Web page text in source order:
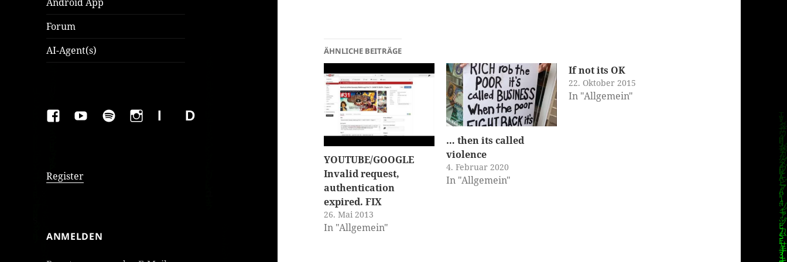
Forum
AI-Agent(s)
FAKEBOOK
YOUTUBESPOTIFYINSTAGRAM
IMPRESSUMDatenschutzerklärung
Register
ANMELDEN
ÄHNLICHE BEITRÄGE
YOUTUBE/GOOGLE
Invalid request,
authentication
expired. FIX
26. Mai 2013
In "Allgemein"
… then its called
violence
4. Februar 2020
In "Allgemein"
If not its OK
22. Oktober 2015
In "Allgemein"